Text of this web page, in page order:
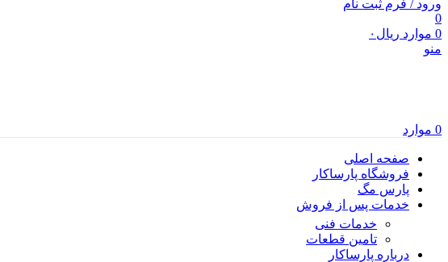
ورود / فرم ثبت نام
0
0 موارد ریال ۰
منو
0 موارد
صفحه اصلی
فروشگاه پارساکار
پارس مگ
خدمات پس از فروش
خدمات فنی
تامین قطعات
درباره پارساکار